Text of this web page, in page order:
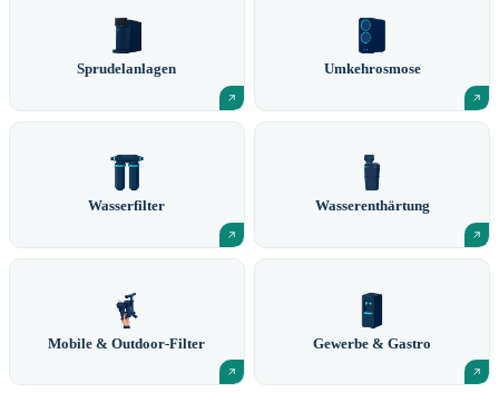
Sprudelanlagen Umkehrosmose
Wasserfilter Wasserenthärtung
Mobile & Outdoor-Filter Gewerbe & Gastro